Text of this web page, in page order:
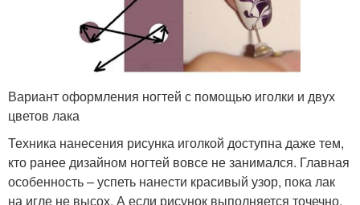
Вариант оформления ногтей с помощью иголки и двух
цветов лака
Техника нанесения рисунка иголкой доступна даже тем,
кто ранее дизайном ногтей вовсе не занимался. Главная
особенность – успеть нанести красивый узор, пока лак
на игле не высох. А если рисунок выполняется точечно,